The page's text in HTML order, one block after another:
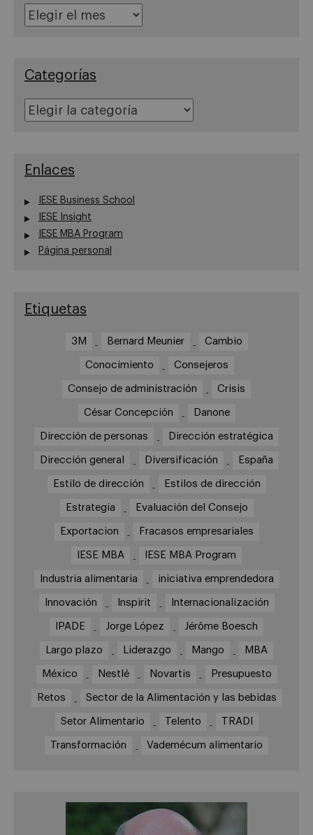
Categorías
Enlaces
IESE Business School
IESE Insight
IESE MBA Program
Página personal
Etiquetas
3M Bernard Meunier Cambio
Conocimiento Consejeros
Consejo de administración Crisis
César Concepción Danone
Dirección de personas Dirección estratégica
Dirección general Diversificación España
Estilo de dirección Estilos de dirección
Estrategia Evaluación del Consejo
Exportacion Fracasos empresariales
IESE MBA IESE MBA Program
Industria alimentaria iniciativa emprendedora
Innovación Inspirit Internacionalización
IPADE Jorge López Jérôme Boesch
Largo plazo Liderazgo Mango MBA
México Nestlé Novartis Presupuesto
Retos Sector de la Alimentación y las bebidas
Setor Alimentario Telento TRADI
Transformación Vademécum alimentario